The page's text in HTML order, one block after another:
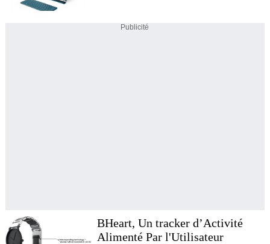
Publicité
BHeart, Un tracker d’Activité
Alimenté Par l'Utilisateur